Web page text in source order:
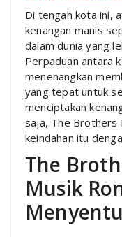
Di tengah kota ini,
kenangan manis
dalam dunia yang
Perpaduan antara
menenangkan
yang tepat untuk
menciptakan
saja, The Brothers
keindahan itu
The
Musik